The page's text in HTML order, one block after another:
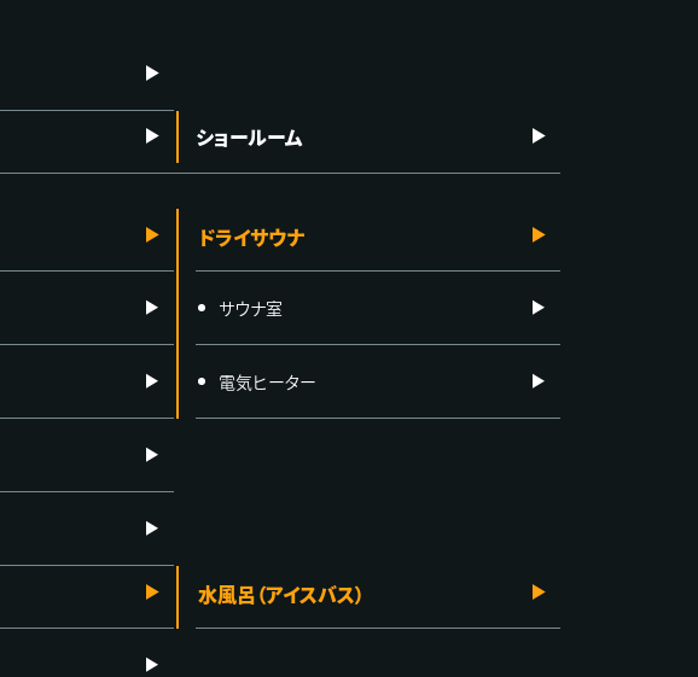
ショールーム
ドライサウナ
サウナ室
電気ヒーター
水風呂（アイスバス）